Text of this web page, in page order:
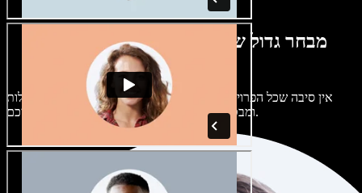
מבחר גדול של קולות נשים וגברים במגוון
מבטאים
אין סיבה שכל הפרויקטים יישמעו אותו דבר. בחרו מתוך מאות קולות
ומבטאים של בינה מלאכותית והתאימו אותם אליכם.